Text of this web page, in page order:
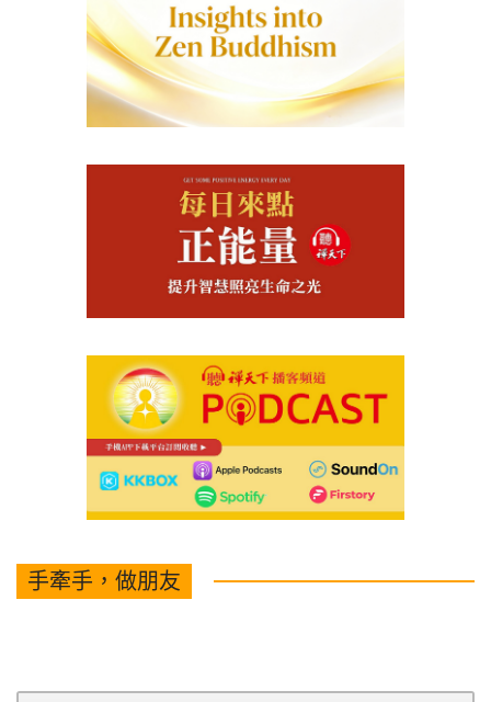
手牽手，做朋友